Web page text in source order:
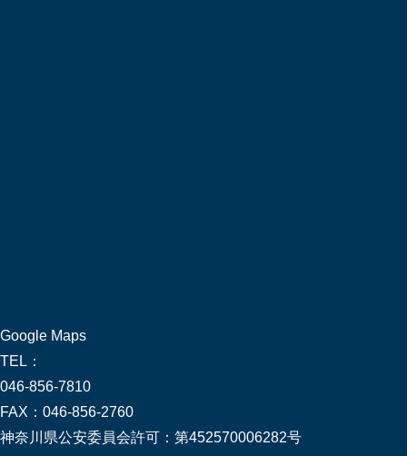
Google Maps
TEL：
046-856-7810
FAX： 046-856-2760
神奈川県公安委員会許可： 第452570006282号